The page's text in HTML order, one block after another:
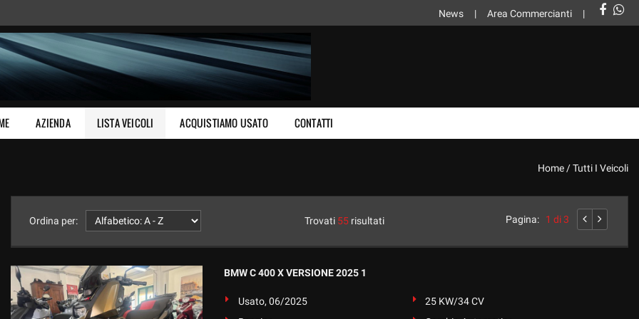
News Area Commercianti
AZIENDA LISTA VEICOLI ACQUISTIAMO USATO CONTATTI
Home /Tutti I Veicoli
Ordina per: Trovati 55 risultati Pagina: 1 di 3
BMW C 400 X VERSIONE 2025 1
Usato, 06/2025
25 KW/34 CV